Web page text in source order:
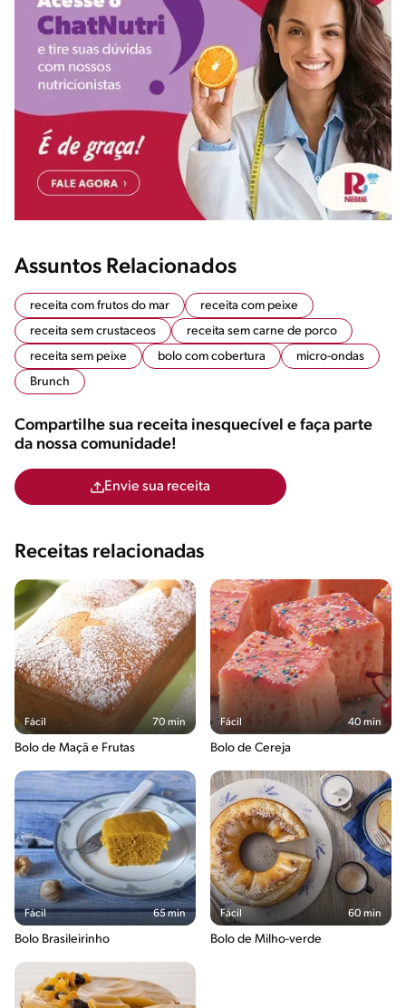
Assuntos Relacionados
receita com frutos do mar
receita com peixe
receita sem crustaceos
receita sem carne de porco
receita sem peixe
bolo com cobertura
micro-ondas
Brunch
Compartilhe sua receita inesquecível e faça parte
da nossa comunidade!
Envie sua receita
Receitas relacionadas
Fácil 70 min
Bolo de Maçã e Frutas
Fácil 40 min
Bolo de Cereja
Fácil 65 min
Bolo Brasileirinho
Fácil 60 min
Bolo de Milho-verde